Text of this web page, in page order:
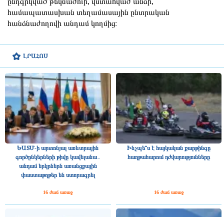
ԼՐԱՀՈՍ
ԵԱՏՄ-ի արտոնյալ առևտրային
գործընկերների թիվը կավելանա․
անդամ երկրներն առանցքային
փաստաթղթեր են ստորագրել
16 ժամ առաջ
Ինչպե՞ս է հայկական քարթինգը
հաղթահարում դժվարությունները
16 ժամ առաջ
համապատասխան տեղամասային ընտրական
հանձնաժողովի անդամ կողմից։